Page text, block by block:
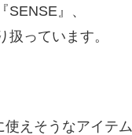
』、
っています。
えそうなアイテム